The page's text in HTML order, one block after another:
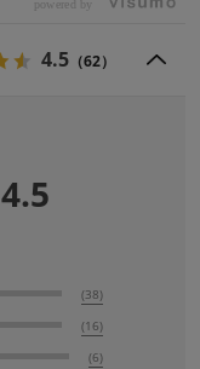
powered by
4.5 （62）
4.5
(38)
(16)
(6)